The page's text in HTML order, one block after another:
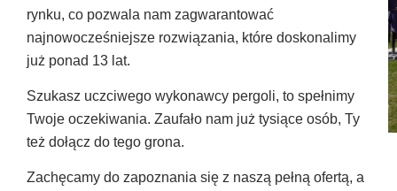
rynku, co pozwala nam zagwarantować
najnowocześniejsze rozwiązania, które doskonalimy
już ponad 13 lat.
Szukasz uczciwego wykonawcy pergoli, to spełnimy
Twoje oczekiwania. Zaufało nam już tysiące osób, Ty
też dołącz do tego grona.
Zachęcamy do zapoznania się z naszą pełną ofertą, a